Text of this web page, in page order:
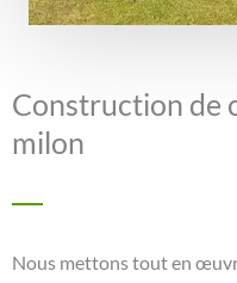
Construction de
milon
Nous mettons tout en